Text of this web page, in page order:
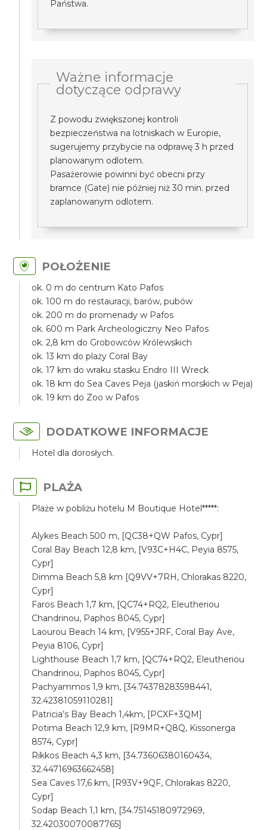
Państwa.
Ważne informacje
dotyczące odprawy
Z powodu zwiększonej kontroli
bezpieczeństwa na lotniskach w Europie,
sugerujemy przybycie na odprawę 3 h przed
planowanym odlotem.
Pasażerowie powinni być obecni przy
bramce (Gate) nie później niż 30 min. przed
zaplanowanym odlotem.
POŁOŻENIE
ok. 0 m do centrum Kato Pafos
ok. 100 m do restauracji, barów, pubów
ok. 200 m do promenady w Pafos
ok. 600 m Park Archeologiczny Neo Pafos
ok. 2,8 km do Grobowców Królewskich
ok. 13 km do plaży Coral Bay
ok. 17 km do wraku stasku Endro III Wreck
ok. 18 km do Sea Caves Peja (jaskiń morskich w Peja)
ok. 19 km do Zoo w Pafos
DODATKOWE INFORMACJE
Hotel dla dorosłych.
PLAŻA
Plaże w pobliżu hotelu M Boutique Hotel*****:
Alykes Beach 500 m, [QC38+QW Pafos, Cypr]
Coral Bay Beach 12,8 km, [V93C+H4C, Peyia 8575,
Cypr]
Dimma Beach 5,8 km [Q9VV+7RH, Chlorakas 8220,
Cypr]
Faros Beach 1,7 km, [QC74+RQ2, Eleutheriou
Chandrinou, Paphos 8045, Cypr]
Laourou Beach 14 km, [V955+JRF, Coral Bay Ave,
Peyia 8106, Cypr]
Lighthouse Beach 1,7 km, [QC74+RQ2, Eleutheriou
Chandrinou, Paphos 8045, Cypr]
Pachyammos 1,9 km, [34.74378283598441,
32.42381059110281]
Patricia’s Bay Beach 1,4km, [PCXF+3QM]
Potima Beach 12,9 km, [R9MR+Q8Q, Kissonerga
8574, Cypr]
Rikkos Beach 4,3 km, [34.73606380160434,
32.44716963662458]
Sea Caves 17,6 km, [R93V+9QF, Chlorakas 8220,
Cypr]
Sodap Beach 1,1 km, [34.75145180972969,
32.42030070087765]